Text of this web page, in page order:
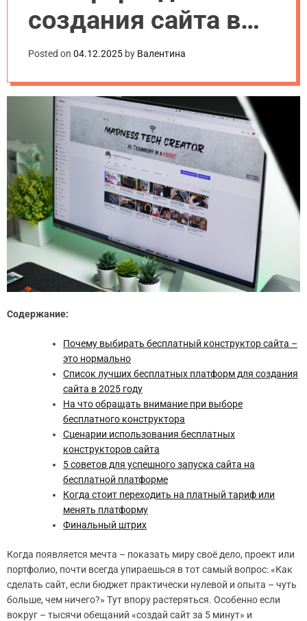
создания сайта в
2025 году
Posted on 04.12.2025 by Валентина
Содержание:
Почему выбирать бесплатный конструктор сайта –
это нормально
Список лучших бесплатных платформ для создания
сайта в 2025 году
На что обращать внимание при выборе
бесплатного конструктора
Сценарии использования бесплатных
конструкторов сайта
5 советов для успешного запуска сайта на
бесплатной платформе
Когда стоит переходить на платный тариф или
менять платформу
Финальный штрих
Когда появляется мечта – показать миру своё дело, проект или
портфолио, почти всегда упираешься в тот самый вопрос: «Как
сделать сайт, если бюджет практически нулевой и опыта – чуть
больше, чем ничего?» Тут впору растеряться. Особенно если
вокруг – тысячи обещаний «создай сайт за 5 минут» и